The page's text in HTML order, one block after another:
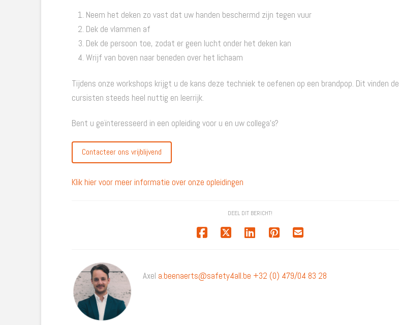
Neem het deken zo vast dat uw handen beschermd zijn tegen vuur
Dek de vlammen af
Dek de persoon toe, zodat er geen lucht onder het deken kan
Wrijf van boven naar beneden over het lichaam
Tijdens onze workshops krijgt u de kans deze techniek te oefenen op een brandpop. Dit vinden de
cursisten steeds heel nuttig en leerrijk.
Bent u geïnteresseerd in een opleiding voor u en uw collega’s?
Contacteer ons vrijblijvend
Klik hier voor meer informatie over onze opleidingen
DEEL DIT BERICHT!
Axel a.beenaerts@safety4all.be +32 (0) 479/04 83 28